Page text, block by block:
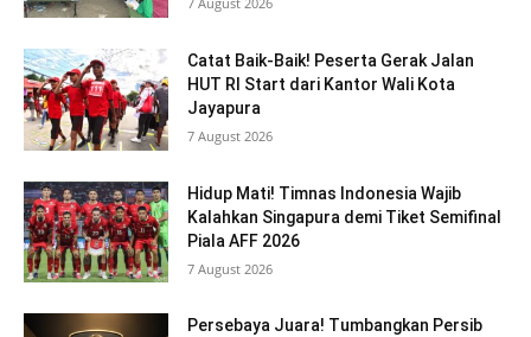
Catat Baik-Baik! Peserta Gerak Jalan
HUT RI Start dari Kantor Wali Kota
Jayapura
7 August 2026
Hidup Mati! Timnas Indonesia Wajib
Kalahkan Singapura demi Tiket Semifinal
Piala AFF 2026
7 August 2026
Persebaya Juara! Tumbangkan Persib